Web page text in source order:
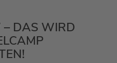
– DAS WIRD